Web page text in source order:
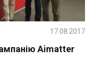
Aimatter
17.08.2017